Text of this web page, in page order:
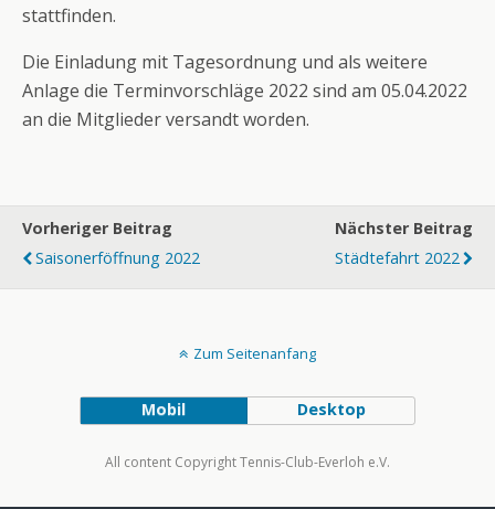
stattfinden.
Die Einladung mit Tagesordnung und als weitere
Anlage die Terminvorschläge 2022 sind am 05.04.2022
an die Mitglieder versandt worden.
Vorheriger Beitrag
Saisonerföffnung 2022
Nächster Beitrag
Städtefahrt 2022
Zum Seitenanfang
Mobil Desktop
All content Copyright Tennis-Club-Everloh e.V.